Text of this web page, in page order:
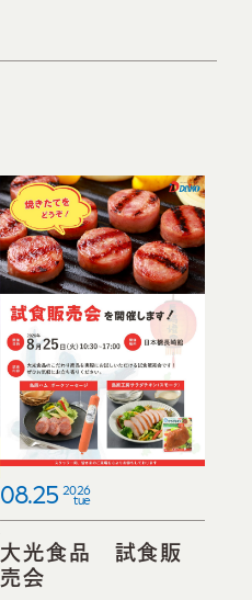
08.25 2026
tue
大光食品 試食販
売会